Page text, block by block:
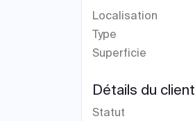
Localisation
Type
Superficie
Détails du client
Statut